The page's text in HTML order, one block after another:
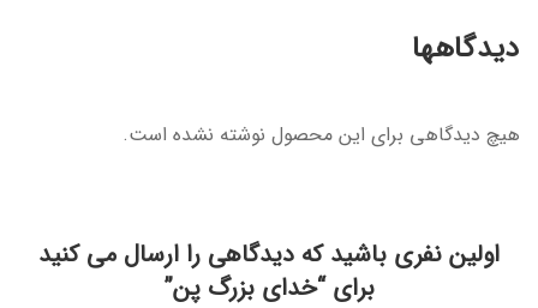
دیدگاهها
هیچ دیدگاهی برای این محصول نوشته نشده است.
اولین نفری باشید که دیدگاهی را ارسال می کنید
برای “خدای بزرگ پن”